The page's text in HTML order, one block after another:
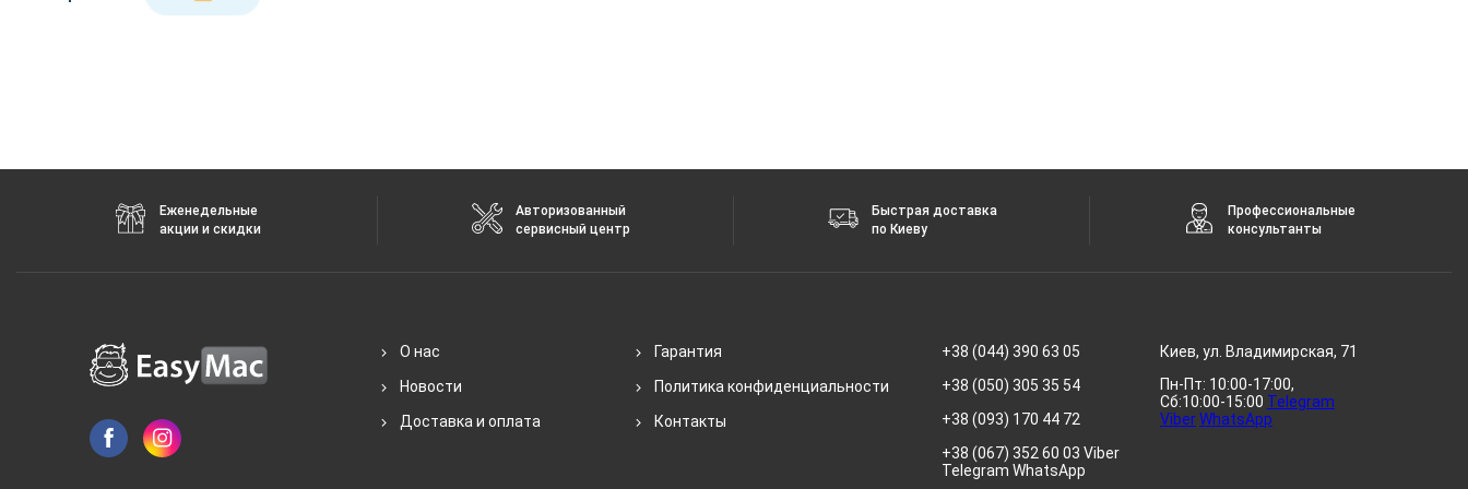
Еженедельные
акции и скидки
Авторизованный
сервисный центр
Быстрая доставка
по Киеву
Профессиональные
консультанты
О нас
Новости
Доставка и оплата
Гарантия
Политика конфиденциальности
Контакты
+38 (044) 390 63 05
+38 (050) 305 35 54
+38 (093) 170 44 72
+38 (067) 352 60 03 Viber
Telegram WhatsApp
Киев, ул. Владимирская, 71
Пн-Пт: 10:00-17:00,
Сб:10:00-15:00 Telegram
ViberWhatsApp